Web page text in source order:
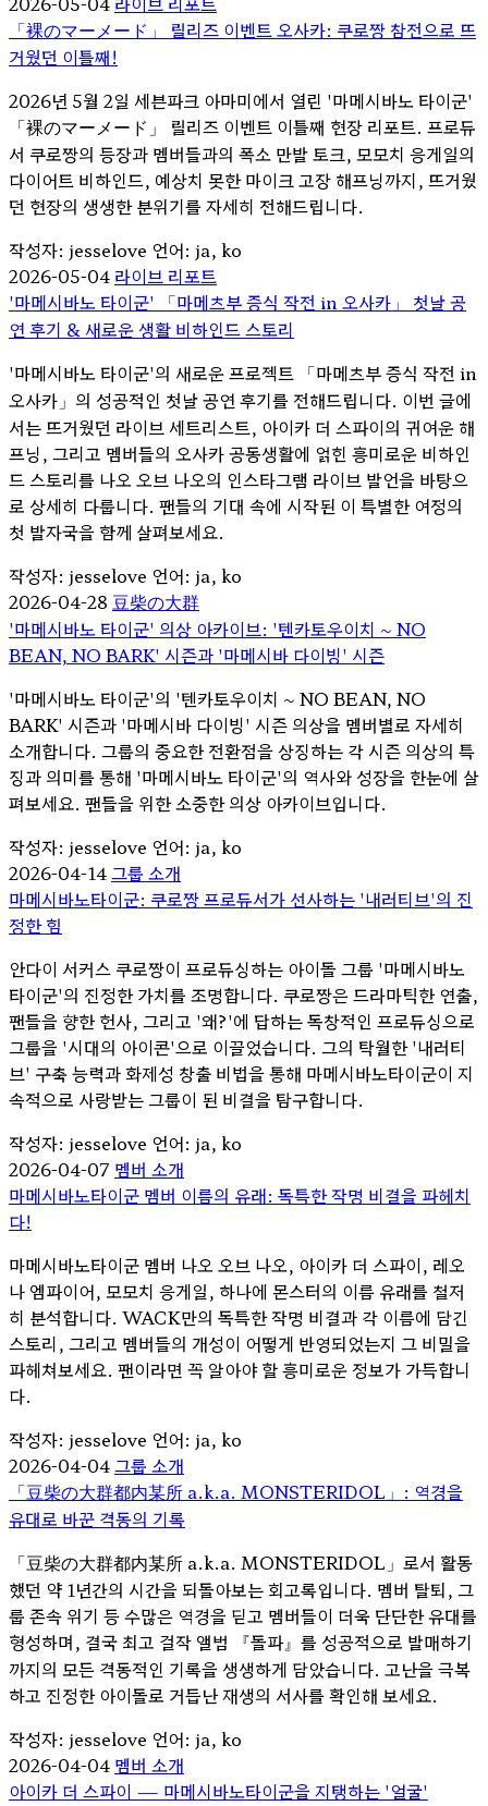
「裸のマーメード」 릴리즈 이벤트 오사카: 쿠로짱 참전으로 뜨
거웠던 이틀째!
2026년 5월 2일 세븐파크 아마미에서 열린 '마메시바노 타이군'
「裸のマーメード」 릴리즈 이벤트 이틀째 현장 리포트. 프로듀
서 쿠로짱의 등장과 멤버들과의 폭소 만발 토크, 모모치 응게일의
다이어트 비하인드, 예상치 못한 마이크 고장 해프닝까지, 뜨거웠
던 현장의 생생한 분위기를 자세히 전해드립니다.
작성자: jesselove 언어: ja, ko
2026-05-04 라이브 리포트
'마메시바노 타이군' 「마메츠부 증식 작전 in 오사카」 첫날 공
연 후기 & 새로운 생활 비하인드 스토리
'마메시바노 타이군'의 새로운 프로젝트 「마메츠부 증식 작전 in
오사카」의 성공적인 첫날 공연 후기를 전해드립니다. 이번 글에
서는 뜨거웠던 라이브 세트리스트, 아이카 더 스파이의 귀여운 해
프닝, 그리고 멤버들의 오사카 공동생활에 얽힌 흥미로운 비하인
드 스토리를 나오 오브 나오의 인스타그램 라이브 발언을 바탕으
로 상세히 다룹니다. 팬들의 기대 속에 시작된 이 특별한 여정의
첫 발자국을 함께 살펴보세요.
작성자: jesselove 언어: ja, ko
2026-04-28 豆柴の大群
'마메시바노 타이군' 의상 아카이브: '텐카토우이치 ~ NO
BEAN, NO BARK' 시즌과 '마메시바 다이빙' 시즌
'마메시바노 타이군'의 '텐카토우이치 ~ NO BEAN, NO
BARK' 시즌과 '마메시바 다이빙' 시즌 의상을 멤버별로 자세히
소개합니다. 그룹의 중요한 전환점을 상징하는 각 시즌 의상의 특
징과 의미를 통해 '마메시바노 타이군'의 역사와 성장을 한눈에 살
펴보세요. 팬들을 위한 소중한 의상 아카이브입니다.
작성자: jesselove 언어: ja, ko
2026-04-14그룹 소개
마메시바노타이군: 쿠로짱 프로듀서가 선사하는 '내러티브'의 진
정한 힘
안다이 서커스 쿠로짱이 프로듀싱하는 아이돌 그룹 '마메시바노
타이군'의 진정한 가치를 조명합니다. 쿠로짱은 드라마틱한 연출,
팬들을 향한 헌사, 그리고 '왜?'에 답하는 독창적인 프로듀싱으로
그룹을 '시대의 아이콘'으로 이끌었습니다. 그의 탁월한 '내러티
브' 구축 능력과 화제성 창출 비법을 통해 마메시바노타이군이 지
속적으로 사랑받는 그룹이 된 비결을 탐구합니다.
작성자: jesselove 언어: ja, ko
2026-04-07 멤버 소개
마메시바노타이군 멤버 이름의 유래: 독특한 작명 비결을 파헤치
다!
마메시바노타이군 멤버 나오 오브 나오, 아이카 더 스파이, 레오
나 엠파이어, 모모치 응게일, 하나에 몬스터의 이름 유래를 철저
히 분석합니다. WACK만의 독특한 작명 비결과 각 이름에 담긴
스토리, 그리고 멤버들의 개성이 어떻게 반영되었는지 그 비밀을
파헤쳐보세요. 팬이라면 꼭 알아야 할 흥미로운 정보가 가득합니
다.
작성자: jesselove 언어: ja, ko
2026-04-04그룹 소개
「豆柴の大群都内某所 a.k.a. MONSTERIDOL」: 역경을
유대로 바꾼 격동의 기록
「豆柴の大群都内某所 a.k.a. MONSTERIDOL」로서 활동
했던 약 1년간의 시간을 되돌아보는 회고록입니다. 멤버 탈퇴, 그
룹 존속 위기 등 수많은 역경을 딛고 멤버들이 더욱 단단한 유대를
형성하며, 결국 최고 걸작 앨범 『돌파』를 성공적으로 발매하기
까지의 모든 격동적인 기록을 생생하게 담았습니다. 고난을 극복
하고 진정한 아이돌로 거듭난 재생의 서사를 확인해 보세요.
작성자: jesselove 언어: ja, ko
2026-04-04 멤버 소개
아이카 더 스파이 ― 마메시바노타이군을 지탱하는 '얼굴'